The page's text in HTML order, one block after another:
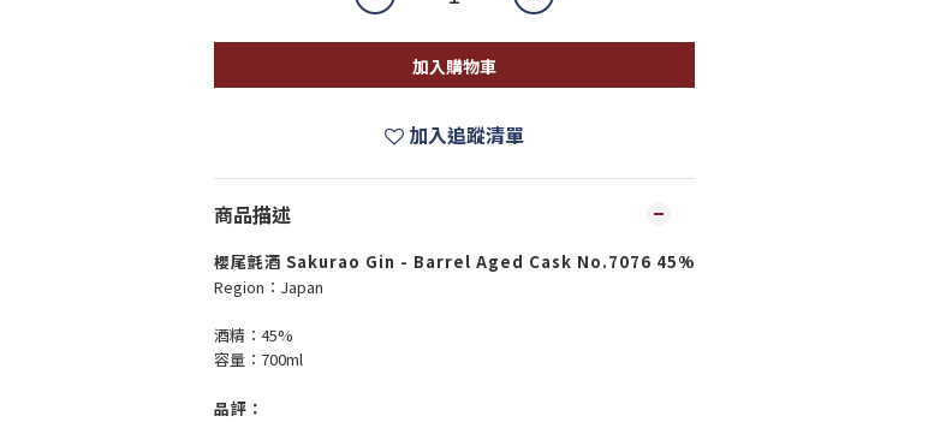
加入購物車
加入追蹤清單
商品描述
櫻尾氈酒 Sakurao Gin - Barrel Aged Cask No.7076 45%
Region：Japan
酒精：45%
容量：700ml
品評：